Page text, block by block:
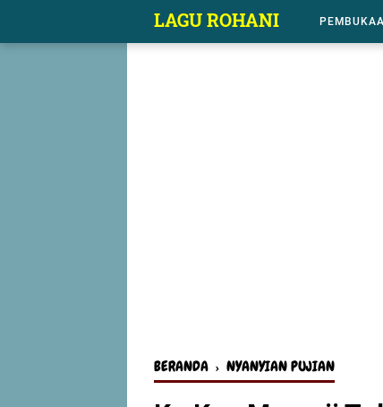
LAGU ROHANI
BERANDA › NYANYIAN PUJIAN